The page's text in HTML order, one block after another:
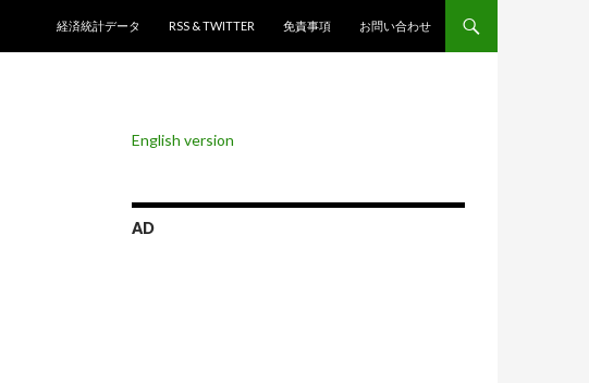
経済統計データ
RSS & TWITTER 免責事項 お問い合わせ
English version
AD